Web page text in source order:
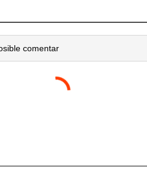
comentar